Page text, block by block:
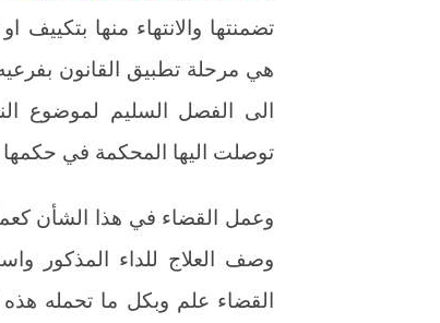
تضمنتها والانتهاء منها
هي مرحلة تطبيق القانون
الى الفصل السليم لموضوع
توصلت اليها المحكمة في حكمها
وعمل القضاء في هذا الشأن
وصف العلاج للداء المذكور
القضاء علم وبكل ما تحمله